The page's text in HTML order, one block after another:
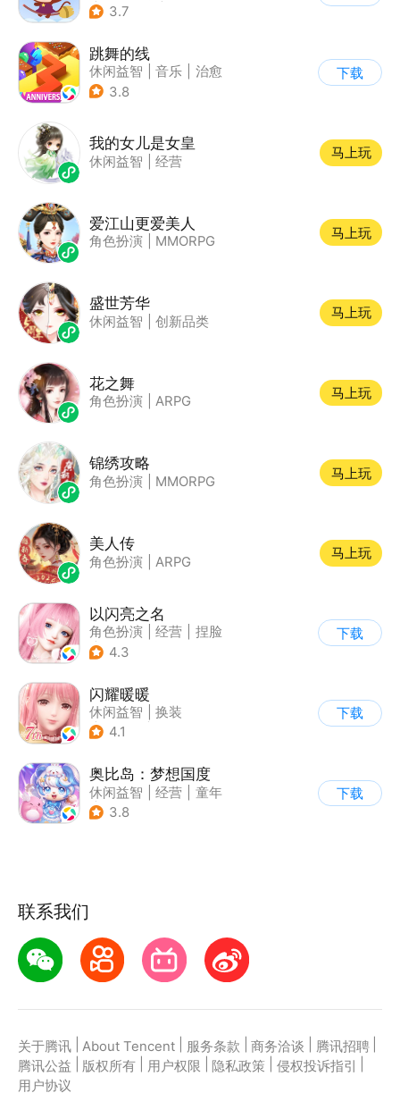
| 儿童游戏
3.7
跳舞的线
休闲益智 音乐
治愈
3.8
下载
我的女儿是女皇
休闲益智 经营
马上玩
爱江山更爱美人
角色扮演 MMORPG
马上玩
盛世芳华
休闲益智 创新品类
马上玩
花之舞
角色扮演 ARPG
马上玩
锦绣攻略
角色扮演 MMORPG
马上玩
美人传
角色扮演 ARPG
马上玩
以闪亮之名
角色扮演 经营
捏脸
| 二次元
4.3
下载
闪耀暖暖
休闲益智
换装
| 美少女
4.1
下载
奥比岛：梦想国度
休闲益智 经营
童年
| 萌系
3.8
下载
联系我们
关于腾讯 About Tencent 服务条款 商务洽谈 腾讯招聘
腾讯公益
版权所有 用户权限 隐私政策 侵权投诉指引
用户协议